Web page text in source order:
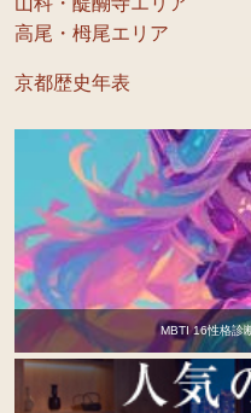
高尾・栂尾エリア
京都歴史年表
MBTI 16性格診